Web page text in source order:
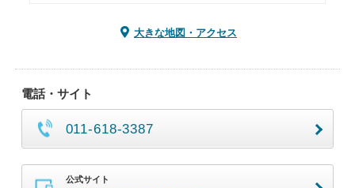
大きな地図・アクセス
電話・サイト
011-618-3387
公式サイト